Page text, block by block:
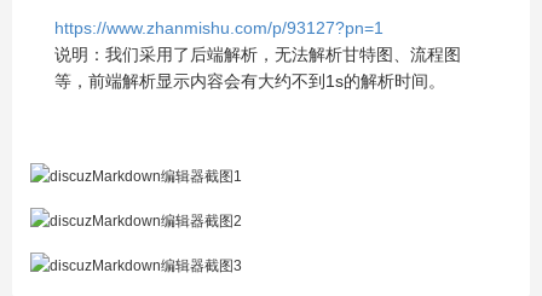
https://www.zhanmishu.com/p/93127?pn=1
说明：我们采用了后端解析，无法解析甘特图、流程图
等，前端解析显示内容会有大约不到1s的解析时间。